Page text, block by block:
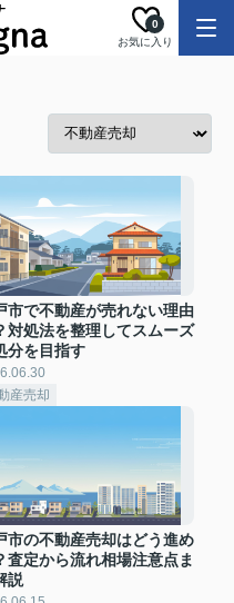
お気に入り
0
市で不動産が売れない理由
対処法を整理してスムーズ
分を目指す
産売却
市の不動産売却はどう進め
査定から流れ相場注意点ま
説